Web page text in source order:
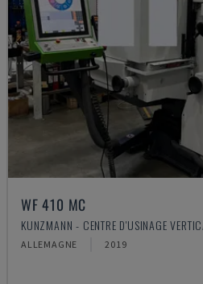
WF 410 MC
KUNZMANN - CENTRE D'USINAGE
ALLEMAGNE 2019